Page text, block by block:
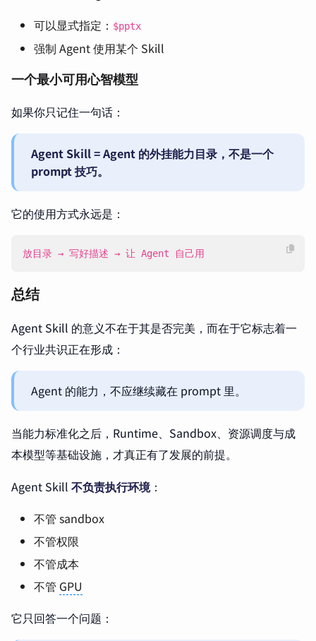
可以显式指定： $pptx
强制 Agent 使用某个 Skill
一个最小可用心智模型
如果你只记住一句话：
Agent Skill = Agent 的外挂能力目录，不是一个
prompt 技巧。
它的使用方式永远是：
放目录 → 写好描述 → 让 Agent 自己用
总结
Agent Skill 的意义不在于其是否完美，而在于它标志着一
个行业共识正在形成：
Agent 的能力，不应继续藏在 prompt 里。
当能力标准化之后，Runtime、Sandbox、资源调度与成
本模型等基础设施，才真正有了发展的前提。
Agent Skill 不负责执行环境：
不管 sandbox
不管权限
不管成本
不管 GPU
它只回答一个问题：